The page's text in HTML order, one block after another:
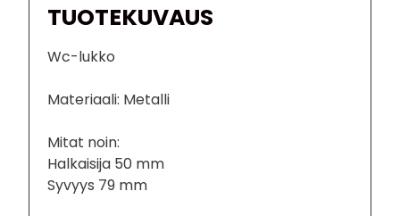
TUOTEKUVAUS
Wc-lukko
Materiaali: Metalli
Mitat noin:
Halkaisija 50 mm
Syvyys 79 mm